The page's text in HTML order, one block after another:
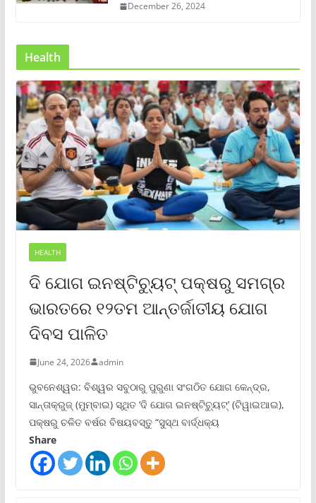
December 26, 2024
Health
HEALTH
ଦି ଯୋଗ ଇନଷ୍ଟିଚ୍ୟୁଟ୍ ପକ୍ଷରୁ ସମଗ୍ର
ଭାରତରେ ୧୨ତମ ଆନ୍ତର୍ଜାତୀୟ ଯୋଗ
ଦିବସ ପାଳିତ
June 24, 2026 admin
ଭୁବନେଶ୍ୱର: ବିଶ୍ୱର ସବୁଠାରୁ ପୁରୁଣା ସଂଗଠିତ ଯୋଗ କେନ୍ଦ୍ର,
ସାନ୍ତାକ୍ରୁଜ୍ (ମୁମ୍ବାଇ) ସ୍ଥିତ ‘ଦି ଯୋଗ ଇନଷ୍ଟିଚ୍ୟୁଟ୍‌’ (ଟିୱାଇଆଇ),
ପକ୍ଷରୁ ଚଳିତ ବର୍ଷର ବିଷୟବସ୍ତୁ “ସୁସ୍ଥ ବାର୍ଦ୍ଧକ୍ୟ
Share